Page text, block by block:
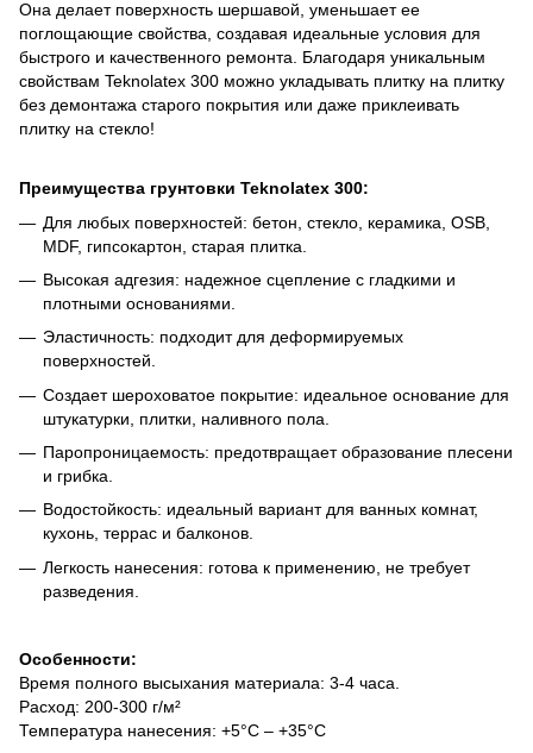
Она делает поверхность шершавой, уменьшает ее
поглощающие свойства, создавая идеальные условия для
быстрого и качественного ремонта. Благодаря уникальным
свойствам Teknolatex 300 можно укладывать плитку на плитку
без демонтажа старого покрытия или даже приклеивать
плитку на стекло!
Преимущества грунтовки Teknolatex 300:
Для любых поверхностей: бетон, стекло, керамика, OSB,
MDF, гипсокартон, старая плитка.
Высокая адгезия: надежное сцепление с гладкими и
плотными основаниями.
Эластичность: подходит для деформируемых
поверхностей.
Создает шероховатое покрытие: идеальное основание для
штукатурки, плитки, наливного пола.
Паропроницаемость: предотвращает образование плесени
и грибка.
Водостойкость: идеальный вариант для ванных комнат,
кухонь, террас и балконов.
Легкость нанесения: готова к применению, не требует
разведения.
Особенности:
Время полного высыхания материала: 3-4 часа.
Расход: 200-300 г/м²
Температура нанесения: +5°C – +35°C